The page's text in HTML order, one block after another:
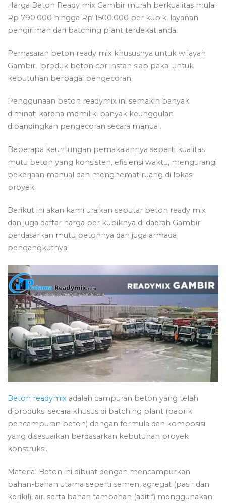
Harga Beton Ready mix Gambir murah berkualitas mulai
Rp 790.000 hingga Rp 1500.000 per kubik, layanan
pengiriman dari batching plant terdekat anda.
Pemasaran beton ready mix khususnya untuk wilayah
Gambir, produk beton cor instan siap pakai untuk
kebutuhan berbagai pengecoran.
Penggunaan beton readymix ini semakin banyak
diminati karena memiliki banyak keunggulan
dibandingkan pengecoran secara manual.
Beberapa keuntungan pemakaiannya seperti kualitas
mutu beton yang konsisten, efisiensi waktu, mengurangi
pekerjaan manual dan menghemat ruang di lokasi
proyek.
Berikut ini akan kami uraikan seputar beton ready mix
dan juga daftar harga per kubiknya di daerah Gambir
berdasarkan mutu betonnya dan juga armada
pengangkutnya.
Beton readymix adalah campuran beton yang telah
diproduksi secara khusus di batching plant (pabrik
pencampuran beton) dengan formula dan komposisi
yang disesuaikan berdasarkan kebutuhan proyek
konstruksi.
Material Beton ini dibuat dengan mencampurkan
bahan-bahan utama seperti semen, agregat (pasir dan
kerikil), air, serta bahan tambahan (aditif) menggunakan